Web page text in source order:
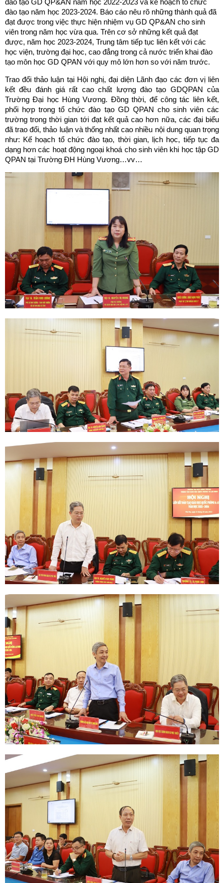
đào tạo năm học 2023-2024. Báo cáo nêu rõ những thành quả đã
đạt được trong việc thực hiện nhiệm vụ GD QP&AN cho sinh
viên trong năm học vừa qua. Trên cơ sở những kết quả đạt
được, năm học 2023-2024, Trung tâm tiếp tục liên kết với các
học viện, trường đại học, cao đẳng trong cả nước triển khai đào
tạo môn học GD QPAN với quy mô lớn hơn so với năm trước.
Trao đổi thảo luận tại Hội nghị, đại diện Lãnh đạo các đơn vị liên
kết đều đánh giá rất cao chất lượng đào tạo GDQPAN của
Trường Đại học Hùng Vương. Đồng thời, để công tác liên kết,
phối hợp trong tổ chức đào tạo GD QPAN cho sinh viên các
trường trong thời gian tới đạt kết quả cao hơn nữa, các đại biểu
đã trao đổi, thảo luận và thống nhất cao nhiều nội dung quan trọng
như: Kế hoạch tổ chức đào tạo, thời gian, lịch học, tiếp tục đa
dạng hơn các hoạt động ngoại khoá cho sinh viên khi học tập GD
QPAN tại Trường ĐH Hùng Vương…vv…